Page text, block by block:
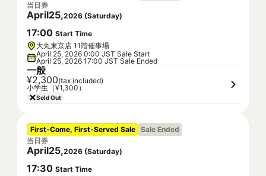
当日券
April25,2026 (Saturday)
17:00 Start Time
大丸東京店 11階催事場
April 25, 2026 0:00 JST Sale Start
April 25, 2026 17:00 JST Sale Ended
一般
¥2,300(tax included)
小学生（¥1,300）
Sold Out
First-Come, First-Served Sale Sale Ended
当日券
April25,2026 (Saturday)
17:30 Start Time